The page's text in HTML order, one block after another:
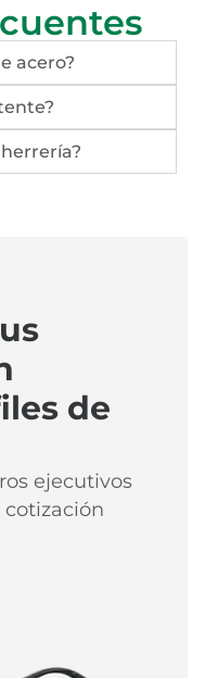
acero?
de
ejecutivos